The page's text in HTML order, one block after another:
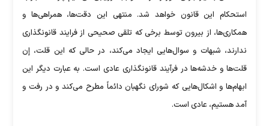
استحکام این قانون خواهد شد. منتهی این دقت‌ها، همراهی‌ها و
همکاری‌ها، از بیرون توسط برخی که تلقی صحیحی از فرایند قانونگذاری
ندارند، شبهات و سوال‌هایی ایجاد می‌کند، در حالی که این قلت، إن
قلت‌ها و خدشه‌ها در فرآیند قانونگذاری عادی است. به عبارت دیگر این
ابهام‌ها و اشکال‌هایی که شورای نگهبان دائماً مطرح می‌کند و در رفت و
آمد هستیم، عادی است.